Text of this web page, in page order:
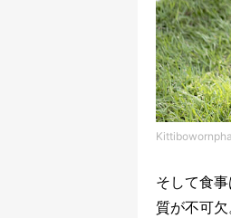
そして食
質が不可欠